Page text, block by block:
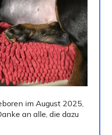
im August 2025,
an alle, die dazu